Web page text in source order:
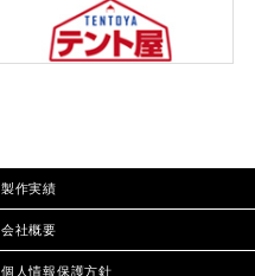
製作実績
会社概要
個人情報保護方針